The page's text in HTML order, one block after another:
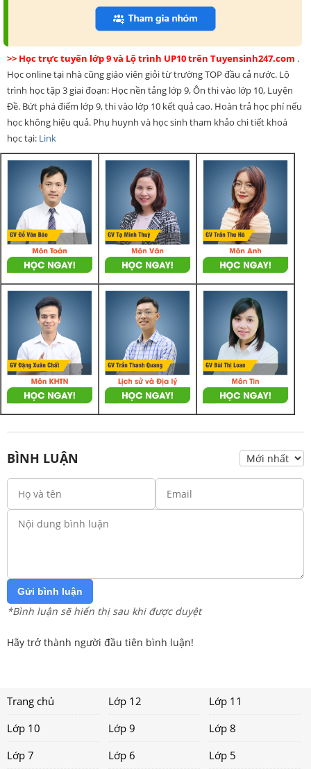
>> Học trực tuyến lớp 9 và Lộ trình UP10 trên Tuyensinh247.com .
Học online tại nhà cũng giáo viên giỏi từ trường TOP đầu cả nước. Lộ
trình học tập 3 giai đoạn: Học nền tảng lớp 9, Ôn thi vào lớp 10, Luyện
Đề. Bứt phá điểm lớp 9, thi vào lớp 10 kết quả cao. Hoàn trả học phí nếu
học không hiệu quả. Phụ huynh và học sinh tham khảo chi tiết khoá
học tại: Link
BÌNH LUẬN
Gửi bình luận
*Bình luận sẽ hiển thị sau khi được duyệt
Hãy trở thành người đầu tiên bình luận!
Trang chủ Lớp 12
Lớp 11
Lớp 10
Lớp 9
Lớp 8
Lớp 7
Lớp 6 Lớp 5